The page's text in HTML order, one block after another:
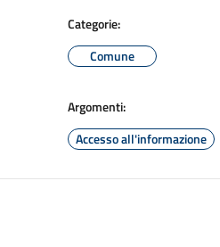
Categorie:
Comune
Argomenti:
Accesso all'informazione